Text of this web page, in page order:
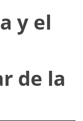
y el
de la